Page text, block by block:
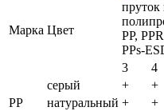
Марка Цвет
3 4
PP
серый + +
натуральный +
+